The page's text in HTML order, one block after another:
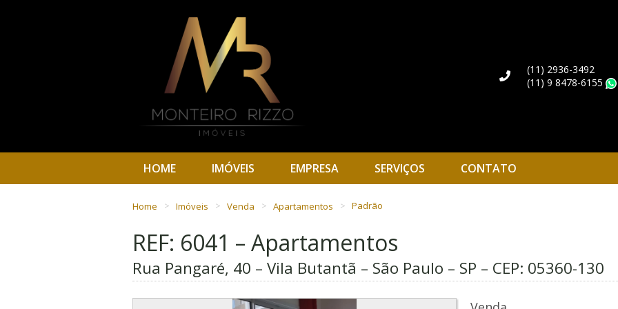
(11) 2936-3492
(11) 9 8478-6155
HOME IMÓVEIS EMPRESA SERVIÇOS CONTATO
Home Imóveis Venda Apartamentos Padrão
REF: 6041 – Apartamentos
Rua Pangaré, 40 – Vila Butantã – São Paulo – SP – CEP: 05360-130